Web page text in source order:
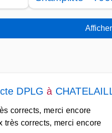
DPLG à
corrects, merci encore
corrects, merci encore